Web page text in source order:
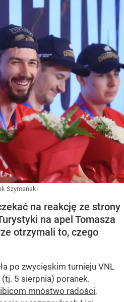
Szymański
na reakcję ze strony
na apel Tomasza
otrzymali to, czego
po zwycięskim turnieju VNL
5 sierpnia) poranek.
mnóstwo radości,